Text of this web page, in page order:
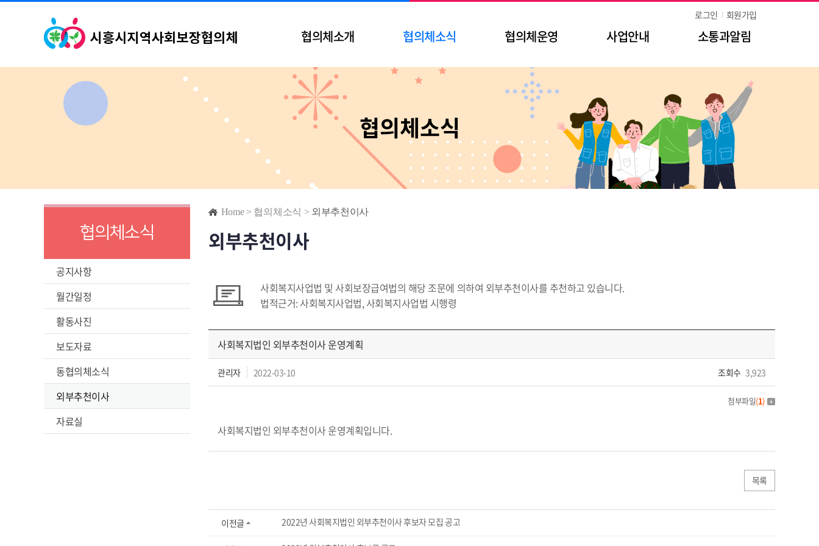
로그인 회원가입
협의체소개 협의체소식 협의체운영 사업안내 소통과알림
협의체소식
협의체소식
공지사항
월간일정
활동사진
보도자료
동협의체소식
외부추천이사
자료실
Home > 협의체소식 > 외부추천이사
외부추천이사
사회복지사업법 및 사회보장급여법의 해당 조문에 의하여 외부추천이사를 추천하고 있습니다.
법적근거: 사회복지사업법, 사회복지사업법 시행령
사회복지법인 외부추천이사 운영계획
관리자 2022-03-10 조회수 3,923
첨부파일(1)
사회복지법인 외부추천이사 운영계획입니다.
목록
이전글 2022년 사회복지법인 외부추천이사 후보자 모집 공고